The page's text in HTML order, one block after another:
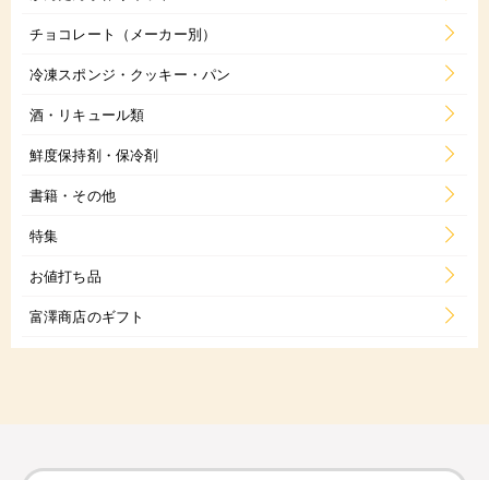
チョコレート（メーカー別）
冷凍スポンジ・クッキー・パン
酒・リキュール類
鮮度保持剤・保冷剤
書籍・その他
特集
お値打ち品
富澤商店のギフト